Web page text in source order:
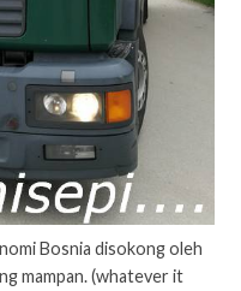
Bosnia disokong oleh
mampan. (whatever it